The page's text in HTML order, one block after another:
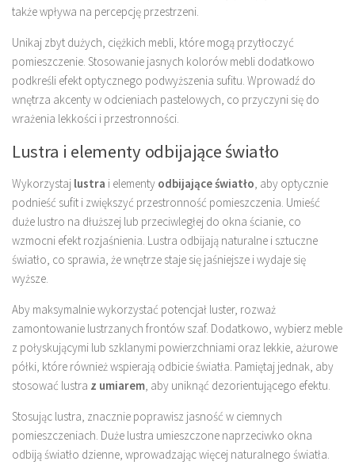
także wpływa na percepcję przestrzeni.
Unikaj zbyt dużych, ciężkich mebli, które mogą przytłoczyć
pomieszczenie. Stosowanie jasnych kolorów mebli dodatkowo
podkreśli efekt optycznego podwyższenia sufitu. Wprowadź do
wnętrza akcenty w odcieniach pastelowych, co przyczyni się do
wrażenia lekkości i przestronności.
Lustra i elementy odbijające światło
Wykorzystaj lustra i elementy odbijające światło, aby optycznie
podnieść sufit i zwiększyć przestronność pomieszczenia. Umieść
duże lustro na dłuższej lub przeciwległej do okna ścianie, co
wzmocni efekt rozjaśnienia. Lustra odbijają naturalne i sztuczne
światło, co sprawia, że wnętrze staje się jaśniejsze i wydaje się
wyższe.
Aby maksymalnie wykorzystać potencjał luster, rozważ
zamontowanie lustrzanych frontów szaf. Dodatkowo, wybierz meble
z połyskującymi lub szklanymi powierzchniami oraz lekkie, ażurowe
półki, które również wspierają odbicie światła. Pamiętaj jednak, aby
stosować lustra z umiarem, aby uniknąć dezorientującego efektu.
Stosując lustra, znacznie poprawisz jasność w ciemnych
pomieszczeniach. Duże lustra umieszczone naprzeciwko okna
odbiją światło dzienne, wprowadzając więcej naturalnego światła.